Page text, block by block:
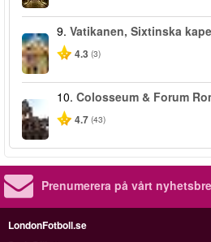
9. Vatikanen, Sixtinska
4.3 (3)
10. Colosseum & Forum
4.7 (43)
Prenumerera på vårt
LondonFotboll.se